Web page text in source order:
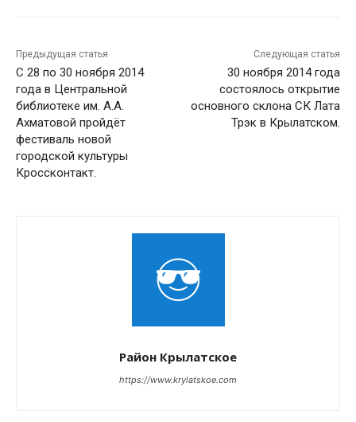
Предыдущая статья
С 28 по 30 ноября 2014
года в Центральной
библиотеке им. А.А.
Ахматовой пройдёт
фестиваль новой
городской культуры
Кроссконтакт.
Следующая статья
30 ноября 2014 года
состоялось открытие
основного склона СК Лата
Трэк в Крылатском.
Район Крылатское
https://www.krylatskoe.com